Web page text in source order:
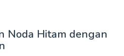
Noda Hitam dengan